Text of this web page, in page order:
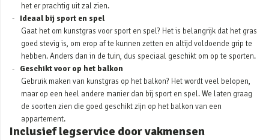
het er prachtig uit zal zien.
Ideaal bij sport en spel
Gaat het om kunstgras voor sport en spel? Het is belangrijk dat het gras
goed stevig is, om erop af te kunnen zetten en altijd voldoende grip te
hebben. Anders dan in de tuin, dus speciaal geschikt om op te sporten.
Geschikt voor op het balkon
Gebruik maken van kunstgras op het balkon? Het wordt veel belopen,
maar op een heel andere manier dan bij sport en spel. We laten graag
de soorten zien die goed geschikt zijn op het balkon van een
appartement.
Inclusief legservice door vakmensen